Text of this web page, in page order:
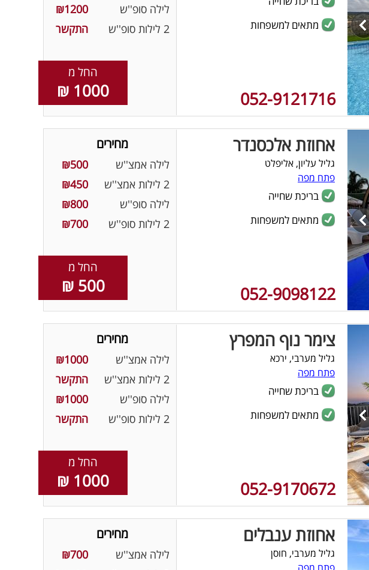
מתאים למשפחות
052-9121716
לילה סופ''ש
₪1200
2 לילות סופ''ש
התקשר
החל מ
1000 ₪
אחוזת אלכסנדר
גליל עליון, אליפלט
פתח מפה
בריכת שחייה
מתאים למשפחות
052-9098122
מחירים
לילה אמצ''ש
₪500
2 לילות אמצ''ש
₪450
לילה סופ''ש
₪800
2 לילות סופ''ש
₪700
החל מ
500 ₪
צימר נוף המפרץ
גליל מערבי, ירכא
פתח מפה
בריכת שחייה
מתאים למשפחות
052-9170672
מחירים
לילה אמצ''ש
₪1000
2 לילות אמצ''ש
התקשר
לילה סופ''ש
₪1000
2 לילות סופ''ש
התקשר
החל מ
1000 ₪
אחוזת ענבלים
גליל מערבי, חוסן
מחירים
לילה אמצ''ש
₪700